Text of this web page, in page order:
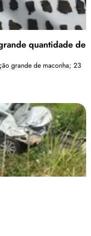
quantidade de
grande de maconha; 23